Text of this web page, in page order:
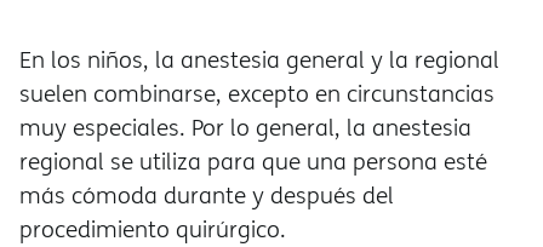
En los niños, la anestesia general y la regional
suelen combinarse, excepto en circunstancias
muy especiales. Por lo general, la anestesia
regional se utiliza para que una persona esté
más cómoda durante y después del
procedimiento quirúrgico.